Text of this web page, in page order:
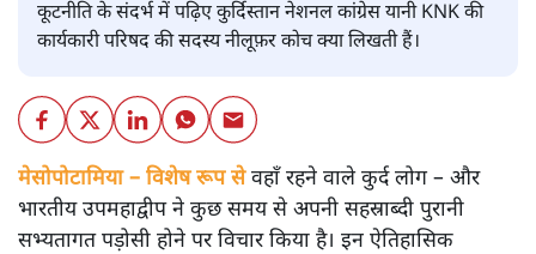
कूटनीति के संदर्भ में पढ़िए कुर्दिस्तान नेशनल कांग्रेस यानी KNK की
कार्यकारी परिषद की सदस्य नीलूफ़र कोच क्या लिखती हैं।
मेसोपोटामिया – विशेष रूप सेवहाँ रहने वाले कुर्द लोग – और
भारतीय उपमहाद्वीप ने कुछ समय से अपनी सहस्राब्दी पुरानी
सभ्यतागत पड़ोसी होने पर विचार किया है। इन ऐतिहासिक